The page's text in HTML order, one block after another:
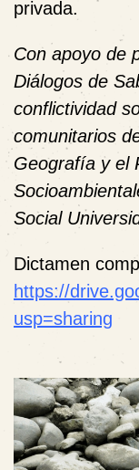
privada.
Con apoyo de
Diálogos de
conflictividad
comunitarios
Geografía y el
Social
Dictamen
https://
usp=sharing